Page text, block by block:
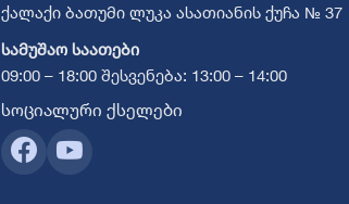
ქალაქი ბათუმი ლუკა ასათიანის ქუჩა № 37
სამუშაო საათები
09:00 – 18:00 შესვენება: 13:00 – 14:00
სოციალური ქსელები